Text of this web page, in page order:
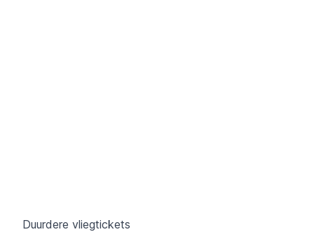
Duurdere vliegtickets